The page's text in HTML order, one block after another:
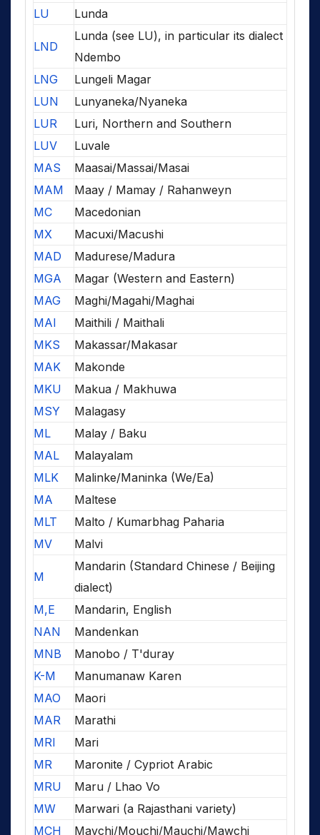
LU
Lunda
LND
Lunda (see LU), in particular its dialect
Ndembo
LNG
Lungeli Magar
LUN
Lunyaneka/Nyaneka
LUR
Luri, Northern and Southern
LUV
Luvale
MAS
Maasai/Massai/Masai
MAM
Maay / Mamay / Rahanweyn
MC
Macedonian
MX
Macuxi/Macushi
MAD
Madurese/Madura
MGA
Magar (Western and Eastern)
MAG
Maghi/Magahi/Maghai
MAI
Maithili / Maithali
MKS
Makassar/Makasar
MAK
Makonde
MKU
Makua / Makhuwa
MSY
Malagasy
ML
Malay / Baku
MAL
Malayalam
MLK
Malinke/Maninka (We/Ea)
MA
Maltese
MLT
Malto / Kumarbhag Paharia
MV
Malvi
M
Mandarin (Standard Chinese / Beijing
dialect)
M,E
Mandarin, English
NAN
Mandenkan
MNB
Manobo / T'duray
K-M
Manumanaw Karen
MAO
Maori
MAR
Marathi
MRI
Mari
MR
Maronite / Cypriot Arabic
MRU
Maru / Lhao Vo
MW
Marwari (a Rajasthani variety)
MCH
Mavchi/Mouchi/Mauchi/Mawchi